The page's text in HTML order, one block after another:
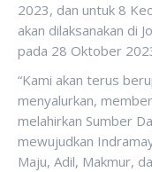
2023, dan untuk 8
akan dilaksanakan di
pada 28 Oktober
“Kami akan terus
menyalurkan,
melahirkan Sumber
mewujudkan
Maju, Adil, Makmur,